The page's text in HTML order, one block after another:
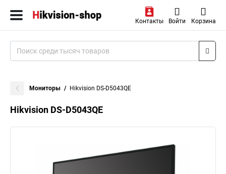
Контакты Войти Корзина
Мониторы Hikvision DS-D5043QE
Hikvision DS-D5043QE